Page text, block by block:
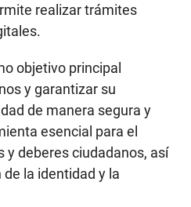
realizar trámites
objetivo principal
y garantizar su
de manera segura y
esencial para el
y deberes ciudadanos, así
la identidad y la